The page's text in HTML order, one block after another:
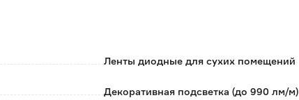
докупать дополнительные девайсы;
датчика движения регулируется: от 30 до 380
Ленты диодные для сухих помещений
Декоративная подсветка (до 990 лм/м)